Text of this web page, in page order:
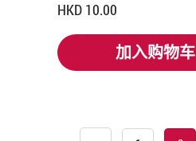
HKD 10.00
加入购物车
加入购物车